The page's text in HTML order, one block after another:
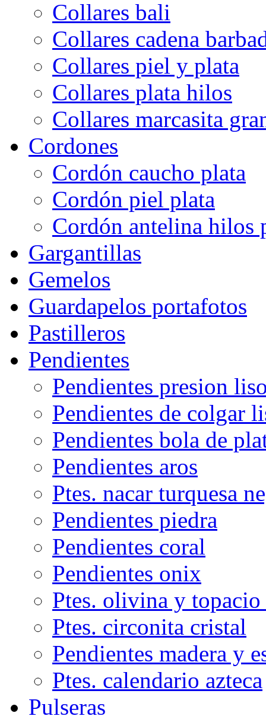
Collares bali
Collares cadena
Collares piel y plata
Collares plata hilos
Collares marcasita
Cordones
Cordón caucho plata
Cordón piel plata
Cordón antelina hilos
Gargantillas
Gemelos
Guardapelos portafotos
Pastilleros
Pendientes
Pendientes presion
Pendientes de colgar
Pendientes bola de
Pendientes aros
Ptes. nacar turquesa
Pendientes piedra
Pendientes coral
Pendientes onix
Ptes. olivina y topacio
Ptes. circonita cristal
Pendientes madera y
Ptes. calendario azteca
Pulseras